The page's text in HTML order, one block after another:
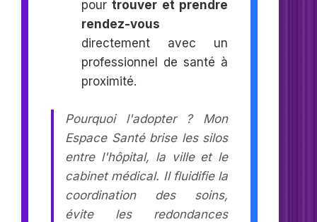
pourtrouver et prendre
rendez-vous
directement avec un
professionnel de santé à
proximité.
Pourquoi l'adopter ? Mon
Espace Santé brise les silos
entre l'hôpital, la ville et le
cabinet médical. Il fluidifie la
coordination des soins,
évite les redondances